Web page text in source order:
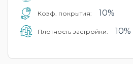
Коэф. покрытия: 10%
Плотность застройки: 10%